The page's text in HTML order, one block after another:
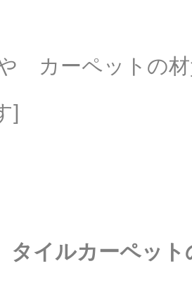
カーペットの
]
イルカーペッ